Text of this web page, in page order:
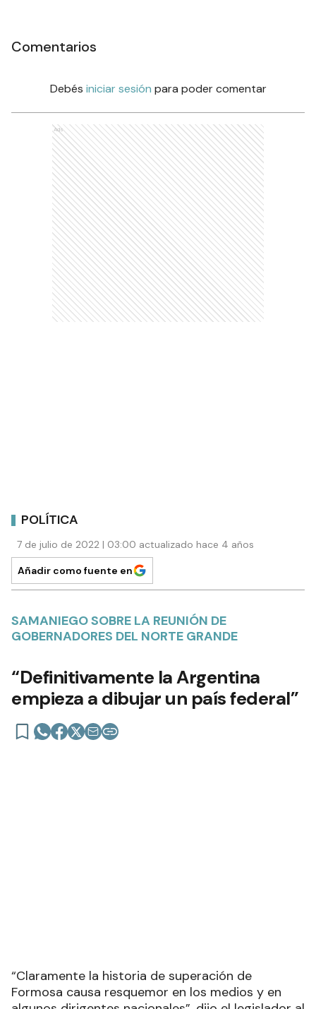
Ads
POLÍTICA
7 de julio de 2022 | 03:00 actualizado hace 4 años
GOBERNADORES DEL NORTE GRANDE
“Definitivamente la Argentina
empieza a dibujar un país federal”